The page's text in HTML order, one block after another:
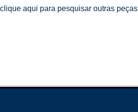
clique aqui para pesquisar outras peças